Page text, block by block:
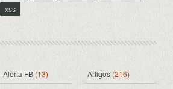
xss
Alerta FB (13) Artigos (216)